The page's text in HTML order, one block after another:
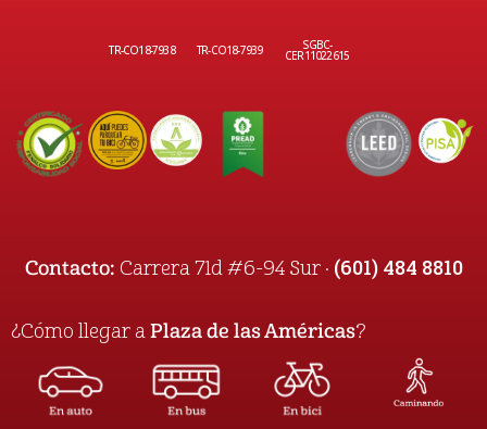
TR-CO18-7938 TR-CO18-7939 SGBC-
CER11022615
Contacto: Carrera 71d #6-94 Sur · (601) 484 8810
¿Cómo llegar a Plaza de las Américas?